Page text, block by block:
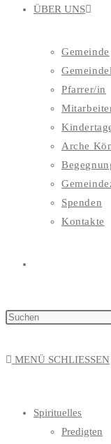
ÜBER UNS
Gemeinde
Pfarrer/in
Arche
Spenden
Kontakte
MENÜ SCHLIESSEN
Spirituelles
Predigten